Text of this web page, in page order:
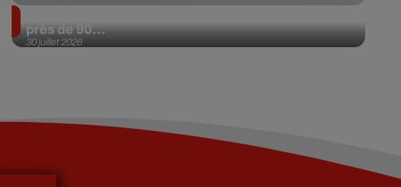
30 juillet 2026
près de 90...